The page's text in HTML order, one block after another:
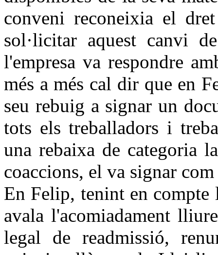
conveni reconeixia el
sol·licitar aquest canvi
l'empresa va respondre
més a més cal dir que en
seu rebuig a signar un
tots els treballadors i
una rebaixa de categoria
coaccions, el va signar
En Felip, tenint en compte
avala l'acomiadament
legal de readmissió,